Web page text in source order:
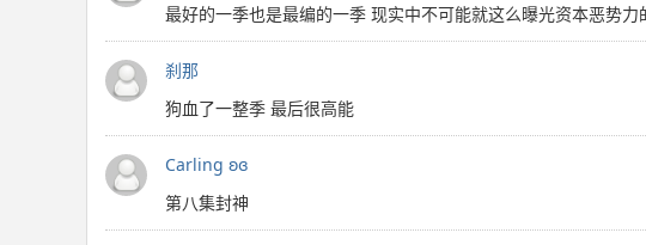
最好的一季也是最编的一季 现实中不可能就这么曝光资本恶势
刹那
狗血了一整季 最后很高能
Carling ʚɞ
第八集封神